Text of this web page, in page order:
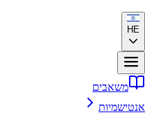
HE
משאבים
אנטישמיות